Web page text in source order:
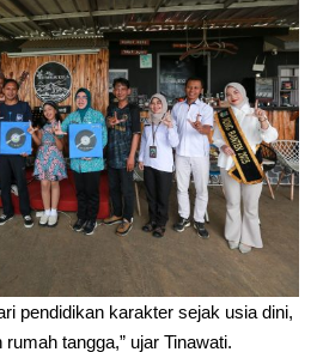
pendidikan karakter sejak usia dini,
tangga,” ujar Tinawati.